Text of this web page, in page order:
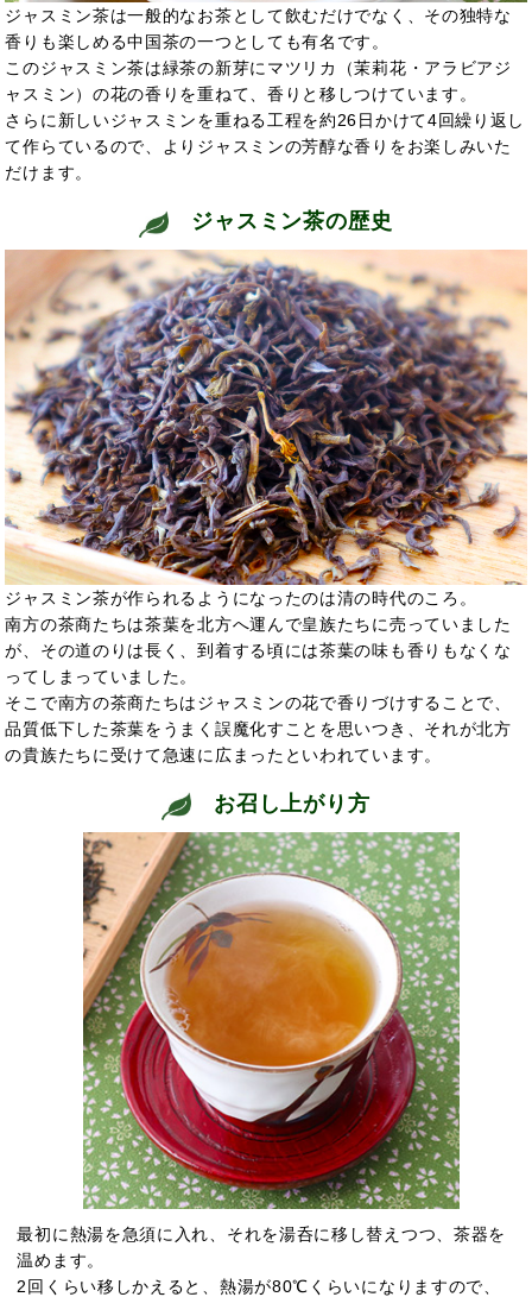
ジャスミン茶は一般的なお茶として飲むだけでなく、その独特な
香りも楽しめる中国茶の一つとしても有名です。
このジャスミン茶は緑茶の新芽にマツリカ（茉莉花・アラビアジ
ャスミン）の花の香りを重ねて、香りと移しつけています。
さらに新しいジャスミンを重ねる工程を約26日かけて4回繰り返し
て作らているので、よりジャスミンの芳醇な香りをお楽しみいた
だけます。
ジャスミン茶の歴史
ジャスミン茶が作られるようになったのは清の時代のころ。
南方の茶商たちは茶葉を北方へ運んで皇族たちに売っていました
が、その道のりは長く、到着する頃には茶葉の味も香りもなくな
ってしまっていました。
そこで南方の茶商たちはジャスミンの花で香りづけすることで、
品質低下した茶葉をうまく誤魔化すことを思いつき、それが北方
の貴族たちに受けて急速に広まったといわれています。
お召し上がり方
最初に熱湯を急須に入れ、それを湯呑に移し替えつつ、茶器を
温めます。
2回くらい移しかえると、熱湯が80℃くらいになりますので、